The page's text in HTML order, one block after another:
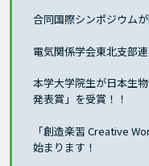
合同国際シンポジウムが
電気関係学会東北支部
本学大学院生が日本生
発表賞」を受賞！！
「創造楽習 Creative
始まります！